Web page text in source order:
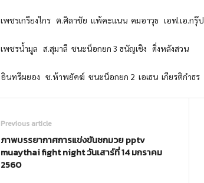
เพชรเกรียงไกร ต.ศิลาชัย แพ้คะแนน คมอาวุธ เอฟ.เอ.กรุ๊ป
เพชรน้ำมูล ส.สุมาลี ชนะน็อกยก 3 ธนัญเชิง ดิ่งหลังสวน
อินทรีผยอง ช.ห้าพยัคฆ์ ชนะน็อกยก 2 เอเธน เกียรติกำธร
Previous article
ภาพบรรยากาศการแข่งขันชกมวย pptv
muaythai fight night วันเสาร์ที่ 14 มกราคม
2560